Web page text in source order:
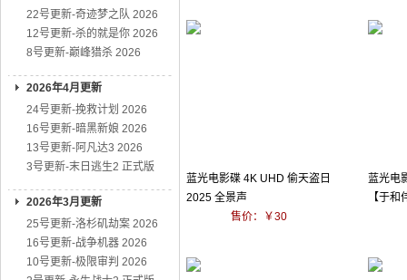
22号更新-奇迹梦之队 2026
12号更新-杀的就是你 2026
8号更新-巅峰猎杀 2026
2026年4月更新
24号更新-挽救计划 2026
16号更新-暗黑新娘 2026
13号更新-阿凡达3 2026
3号更新-末日逃生2 正式版
2026年3月更新
25号更新-洛杉矶劫案 2026
16号更新-战争机器 2026
10号更新-极限审判 2026
蓝光电影碟 4K UHD 偷天盗日
2025 全景声
售价：￥30
蓝光电
【于